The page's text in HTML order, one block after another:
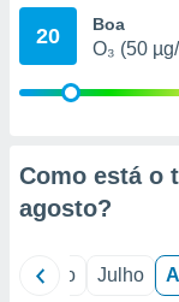
estudos
20 Boa
O₃ (50
Como está o
agosto?
Junho Julho